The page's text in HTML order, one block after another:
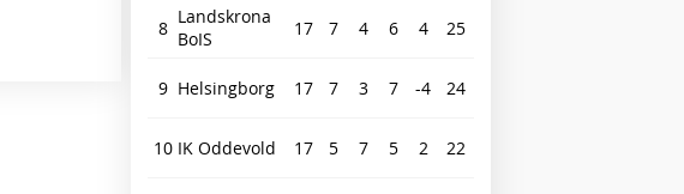
8 Landskrona
BoIS
17 7 4 6 4 25
9 Helsingborg 17 7 3 7 -4 24
10 IK Oddevold 17 5 7 5 2 22